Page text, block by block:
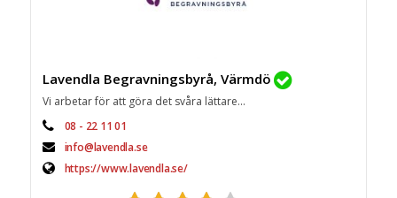
Lavendla Begravningsbyrå, Värmdö
Vi arbetar för att göra det svåra lättare...
08 - 22 11 01
info@lavendla.se
https://www.lavendla.se/